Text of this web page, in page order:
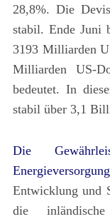
28,8%. Die
stabil. Ende Juni
3193 Milliarden
Milliarden US-
bedeutet. In
stabil über 3,1
Die
Entwicklung und
die inländische